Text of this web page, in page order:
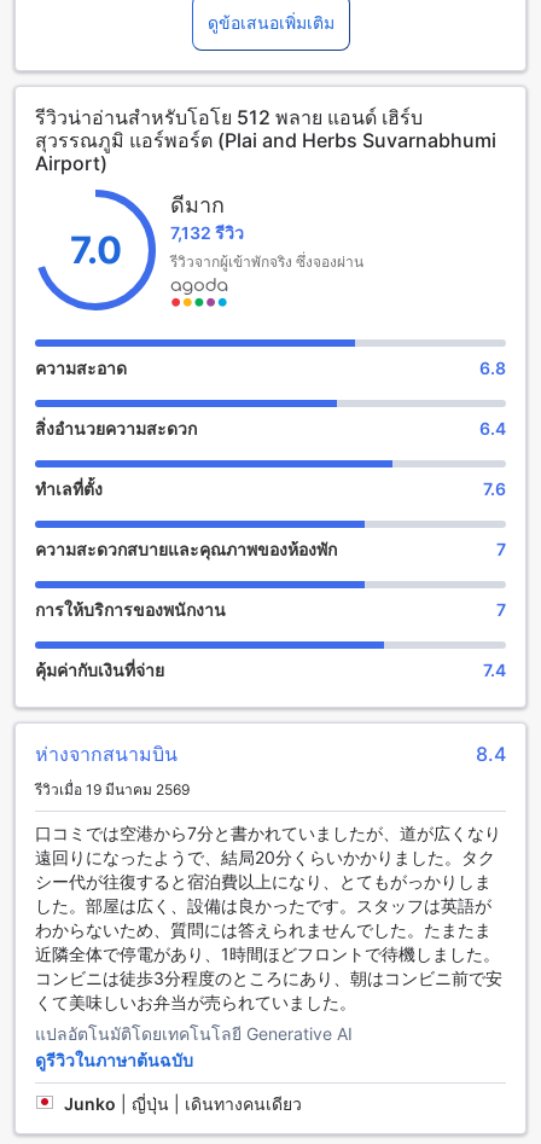
เอ้าท์ จนถึงเวลา 12:00 นาฬิกา เวลาเช็คอินเริ่มต้นที่ 02:00
นาฬิกา โรงแรมยินดีต้อนรับเด็กอายุ 3-6 ปีให้พักฟรีโดยไม่เสียค่า
ใช้จ่ายเพิ่มเติม
สนุกสนานกับสิ่งอำนวยความสะดวกในโอโย 512 พลาย แอนด์
เฮิร์บ สุวรรณภูมิ แอร์พอร์ต
โอโย 512 พลาย แอนด์ เฮิร์บ สุวรรณภูมิ แอร์พอร์ต มีสิ่งอำนวย
ความสะดวกที่น่าตื่นเต้นมากมายที่จะทำให้คุณสนุกสนานและ
ผ่อนคลายได้อย่างเต็มที่ในระหว่างการเข้าพักของคุณ สวนที่
สวยงามเป็นสถานที่ที่คุณสามารถเดินเล่นและพักผ่อนได้อย่าง
สบายๆ นอกจากนี้ยังมีพื้นที่รวมที่นั่งร่วมกันและห้องโถงทีวีที่คุณ
สามารถสัมผัสบรรยากาศร่วมกันได้อย่างสนุกสนาน
สิ่งอำนวยความสะดวกที่โอโย 512 พลาย แอนด์ เฮิร์บ สุวรรณภูมิ
โอโย 512 พลาย แอนด์ เฮิร์บ สุวรรณภูมิ แอร์พอร์ต มีสิ่งอำนวย
ความสะดวกที่หลากหลายเพื่อให้คุณรู้สึกสะดวกสบายในระหว่าง
การเข้าพักของคุณ ที่พักมีบริการคอนเซียร์จากบุคลากรที่มีความ
นอกจากนี้ยังมีบริการ Wi-Fi ให้ใช้งานฟรีทั้งในห้องพักและในพื้นที่
สาธารณะ เพื่อให้คุณสามารถเชื่อมต่อกับโลกภายนอกได้อย่าง
สะดวกสบาย นอกจากนี้ยังมีพื้นที่สำหรับสูบบุหรี่ที่กำหนดเฉพาะให้
คุณสามารถสูบบุหรี่ได้อย่างสะดวกสบาย รวมถึงยังมีร้านสะดวก
นอกจากนี้ยังมีบริการเก็บสัมภาระและห้องซักผ้าให้บริการทุกวัน
เพื่อความสะดวกสบายของคุณ
สิ่งอำนวยความสะดวกในการเดินทางที่โอโย 512 พลาย แอนด์
เฮิร์บ สุวรรณภูมิ แอร์พอร์ต
โอโย 512 พลาย แอนด์ เฮิร์บ สุวรรณภูมิ แอร์พอร์ต มีสิ่งอำนวย
ความสะดวกในการเดินทางที่หลากหลายเพื่อให้คุณสามารถเดิน
ทางไปยังปลายทางของคุณได้อย่างสะดวกสบาย โรงแรมมีบริการ
ทัวร์ที่ช่วยให้คุณสามารถสำรวจและสัมผัสประสบการณ์ท่องเที่ยว
ในกรุงเทพฯ ได้อย่างสนุกสนาน นอกจากนี้ยังมีบริการรถแท็กซี่ที่
พร้อมให้บริการตลอด 24 ชั่วโมงเพื่อให้คุณสามารถเดินทางไปยัง
สถานที่ต่างๆได้อย่างสะดวกสบาย นอกจากนี้ยังมีบริการที่จอดรถ
ในสถานที่ซึ่งสามารถใช้บริการได้ฟรีโดยไม่มีค่าใช้จ่ายเพิ่มเติม
และในกรณีที่มีค่าใช้จ่ายในการจอดรถ โรงแรมยังมีบริการที่จอด
รถโดยเสียค่าบริการเพิ่มเติม
สิ่งอำนวยความสะดวกในห้องของโอโย 512 พลาย แอนด์ เฮิร์บ
สุวรรณภูมิ แอร์พอร์ต
โอโย 512 พลาย แอนด์ เฮิร์บ สุวรรณภูมิ แอร์พอร์ต มีสิ่งอำนวย
ดูข้อเสนอเพิ่มเติม
รีวิวน่าอ่านสำหรับโอโย 512 พลาย แอนด์ เฮิร์บ
สุวรรณภูมิ แอร์พอร์ต (Plai and Herbs Suvarnabhumi
Airport)
7.0
ดีมาก
7,132 รีวิว
รีวิวจากผู้เข้าพักจริง ซึ่งจองผ่าน
ความสะอาด 6.8
สิ่งอำนวยความสะดวก 6.4
ทำเลที่ตั้ง 7.6
ความสะดวกสบายและคุณภาพของห้องพัก 7
การให้บริการของพนักงาน 7
คุ้มค่ากับเงินที่จ่าย 7.4
ห่างจากสนามบิน 8.4
รีวิวเมื่อ 19 มีนาคม 2569
口コミでは空港から7分と書かれていましたが、道が広くなり
遠回りになったようで、結局20分くらいかかりました。タク
シー代が往復すると宿泊費以上になり、とてもがっかりしま
した。部屋は広く、設備は良かったです。スタッフは英語が
わからないため、質問には答えられませんでした。たまたま
近隣全体で停電があり、1時間ほどフロントで待機しました。
コンビニは徒歩3分程度のところにあり、朝はコンビニ前で安
くて美味しいお弁当が売られていました。
แปลอัตโนมัติโดยเทคโนโลยี Generative AI
ดูรีวิวในภาษาต้นฉบับ
Junko ญี่ปุ่น | เดินทางคนเดียว